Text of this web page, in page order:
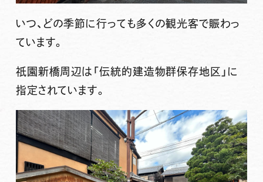
いつ、どの季節に行っても多くの観光客で賑わっ
ています。
祇園新橋周辺は「伝統的建造物群保存地区」に
指定されています。